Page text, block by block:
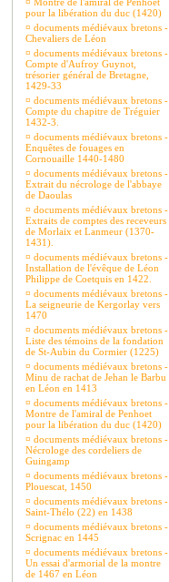
pour la libération du duc (1420)
¤ documents médiévaux bretons -
Chevaliers de Léon
¤ documents médiévaux bretons -
Compte d'Aufroy Guynot,
trésorier général de Bretagne,
1429-33
¤ documents médiévaux bretons -
Compte du chapitre de Tréguier
1432-3.
¤ documents médiévaux bretons -
Enquêtes de fouages en
Cornouaille 1440-1480
¤ documents médiévaux bretons -
Extrait du nécrologe de l'abbaye
de Daoulas
¤ documents médiévaux bretons -
Extraits de comptes des receveurs
de Morlaix et Lanmeur (1370-
1431).
¤ documents médiévaux bretons -
Installation de l'évêque de Léon
Philippe de Coetquis en 1422.
¤ documents médiévaux bretons -
La seigneurie de Kergorlay vers
1470
¤ documents médiévaux bretons -
Liste des témoins de la fondation
de St-Aubin du Cormier (1225)
¤ documents médiévaux bretons -
Minu de rachat de Jehan le Barbu
en Léon en 1413
¤ documents médiévaux bretons -
Montre de l'amiral de Penhoet
pour la libération du duc (1420)
¤ documents médiévaux bretons -
Nécrologe des cordeliers de
Guingamp
¤ documents médiévaux bretons -
Plouescat, 1450
¤ documents médiévaux bretons -
Saint-Thélo (22) en 1438
¤ documents médiévaux bretons -
Scrignac en 1445
¤ documents médiévaux bretons -
Un essai d'armorial de la montre
de 1467 en Léon